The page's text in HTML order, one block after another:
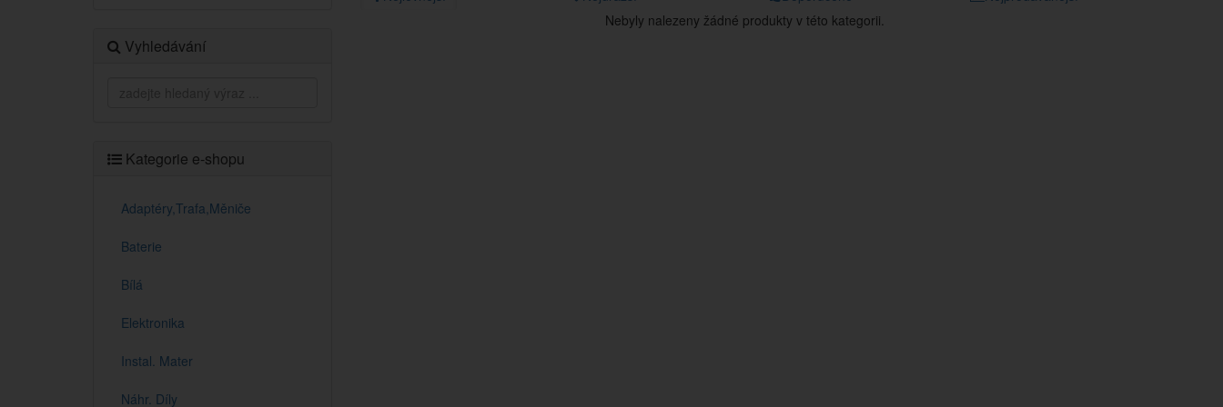
Vyhledávání
Kategorie e-shopu
Adaptéry,Trafa,Měniče
Baterie
Bílá
Elektronika
Instal. Mater
Náhr. Díly
Nebyly nalezeny žádné produkty v této kategorii.